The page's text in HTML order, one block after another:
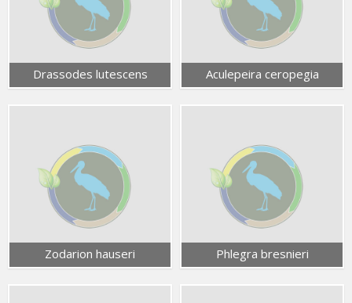
Drassodes lutescens Aculepeira ceropegia
Zodarion hauseri Phlegra bresnieri